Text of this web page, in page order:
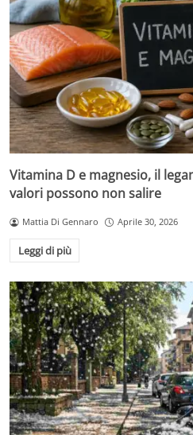
Vitamina D e magnesio, il
valori possono non salire
Mattia Di Gennaro Aprile 30, 2026
Leggi di più